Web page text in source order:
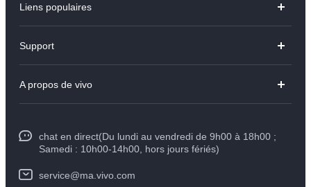
Liens populaires
V60 Lite
Y04
Support
Funtouch OS
A propos de vivo
Presse
Mentions légales
chat en direct(Du lundi au vendredi de 9h00 à 18h00 ;
Samedi : 10h00-14h00, hors jours fériés)
service@ma.vivo.com